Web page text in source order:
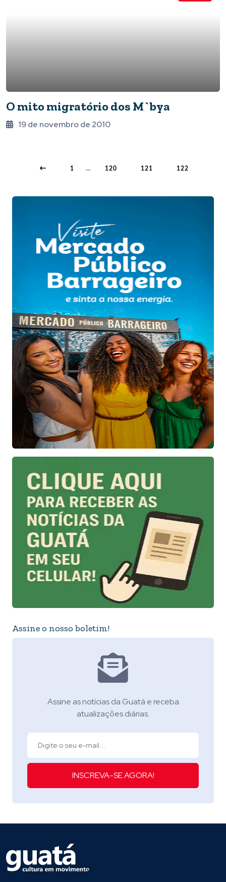
O mito migratório dos M`bya
19 de novembro de 2010
1 … 120 121 122
Assine o nosso boletim!
Assine as notícias da Guatá e receba
atualizações diárias.
INSCREVA-SE AGORA!